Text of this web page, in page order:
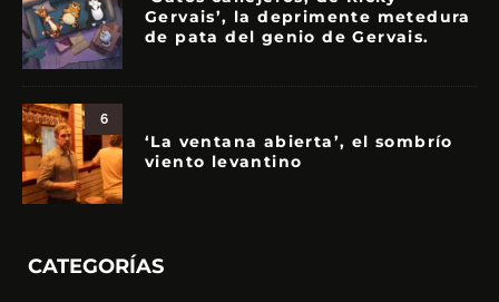
Gervais’, la deprimente metedura
de pata del genio de Gervais.
6
‘La ventana abierta’, el sombrío
viento levantino
CATEGORÍAS